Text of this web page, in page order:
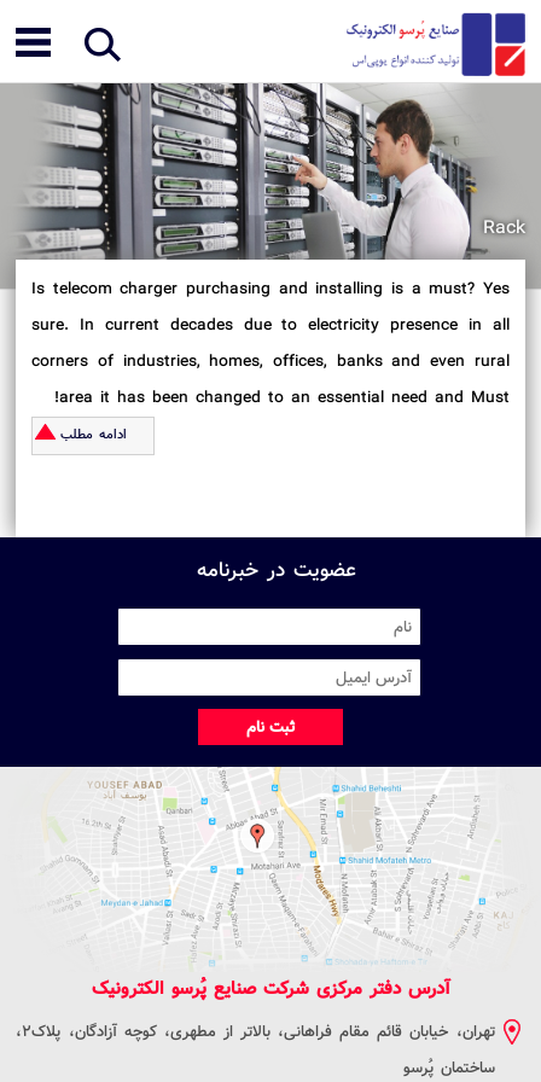
Rack
Is telecom charger purchasing and installing is a must? Yes
sure. In current decades due to electricity presence in all
corners of industries, homes, offices, banks and even rural
area it has been changed to an essential need and Must!
ادامه مطلب
عضویت در خبرنامه
ثبت نام
آدرس دفتر مرکزی شرکت صنایع پُرسو الکترونیک
تهران، خیابان قائم مقام فراهانی، بالاتر از مطهری، کوچه آزادگان، پلاک2،
ساختمان پُرسو